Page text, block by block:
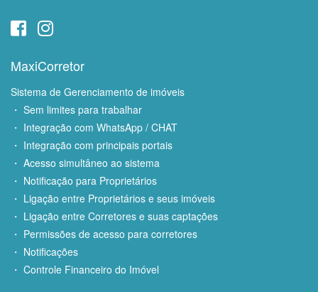
MaxiCorretor
Sistema de Gerenciamento de imóveis
・ Sem limites para trabalhar
・ Integração com WhatsApp / CHAT
・ Integração com principais portais
・ Acesso simultâneo ao sistema
・ Notificação para Proprietários
・ Ligação entre Proprietários e seus imóveis
・ Ligação entre Corretores e suas captações
・ Permissões de acesso para corretores
・ Notificações
・ Controle Financeiro do Imóvel